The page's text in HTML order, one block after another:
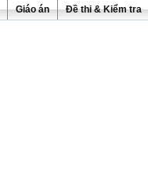
Giáo án Đề thi & Kiểm tra